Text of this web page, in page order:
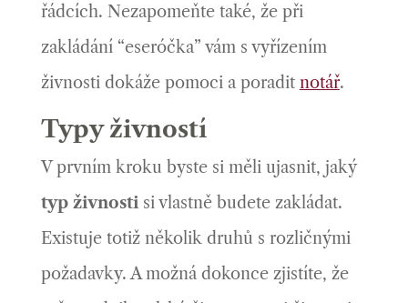
řádcích. Nezapomeňte také, že při
zakládání “eseróčka” vám s vyřízením
živnosti dokáže pomoci a poradit notář.
Typy živností
V prvním kroku byste si měli ujasnit, jaký
typ živnosti si vlastně budete zakládat.
Existuje totiž několik druhů s rozličnými
požadavky. A možná dokonce zjistíte, že